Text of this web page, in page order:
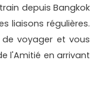
depuis Bangkok
liaisons régulières.
voyager et vous
l'Amitié en arrivant